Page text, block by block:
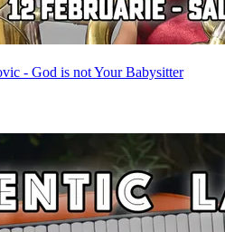
- God is not Your Babysitter